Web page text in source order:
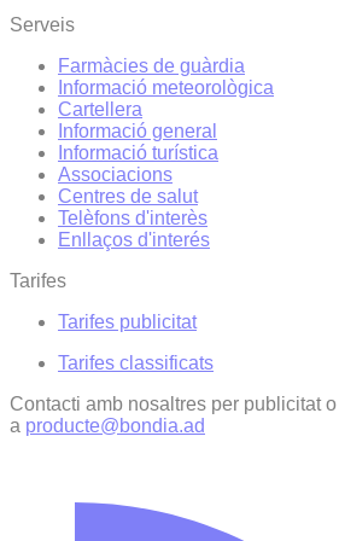
Serveis
Farmàcies de guàrdia
Informació meteorològica
Cartellera
Informació general
Informació turística
Associacions
Centres de salut
Telèfons d'interès
Enllaços d'interés
Tarifes
Tarifes publicitat
Tarifes classificats
Contacti amb nosaltres per publicitat
a producte@bondia.ad